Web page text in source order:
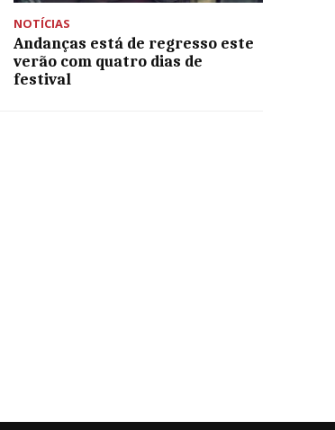
NOTÍCIAS
Andanças está de regresso este
verão com quatro dias de
festival